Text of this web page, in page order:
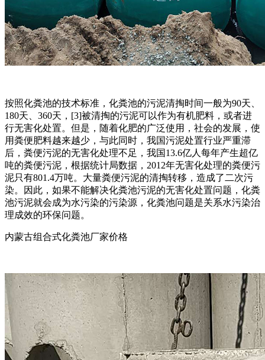
按照化粪池的技术标准，化粪池的污泥清掏时间一般为90天、
180天、360天，[3]被清掏的污泥可以作为有机肥料，或者进
行无害化处置。但是，随着化肥的广泛使用，社会的发展，使
用粪便肥料越来越少，与此同时，我国污泥处置行业严重滞
后，粪便污泥的无害化处理不足，我国13.6亿人每年产生超亿
吨的粪便污泥，根据统计局数据，2012年无害化处理的粪便污
泥只有801.4万吨。大量粪便污泥的清掏转移，造成了二次污
染。因此，如果不能解决化粪池污泥的无害化处置问题，化粪
池污泥就会成为水污染的污染源，化粪池问题是关系水污染治
理成效的环保问题。
内蒙古组合式化粪池厂家价格